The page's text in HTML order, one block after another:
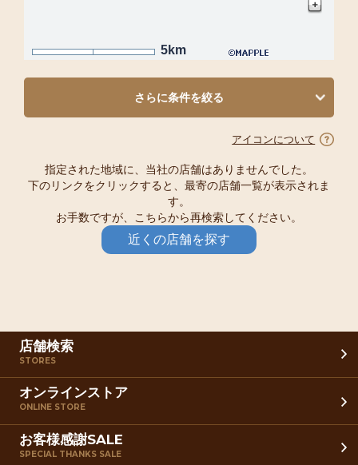
5km
さらに条件を絞る
アイコンについて
指定された地域に、当社の店舗はありませんでした。
下のリンクをクリックすると、最寄の店舗一覧が表示されま
す。
お手数ですが、こちらから再検索してください。
近くの店舗を探す
店舗検索
STORES
オンラインストア
ONLINE STORE
お客様感謝SALE
SPECIAL THANKS SALE